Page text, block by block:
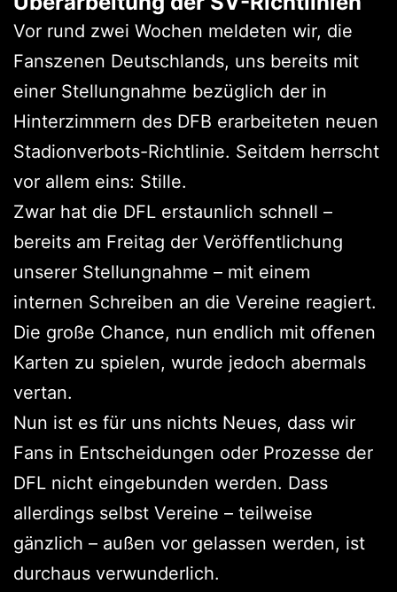
Vor rund zwei Wochen meldeten wir, die
Fanszenen Deutschlands, uns bereits mit
einer Stellungnahme bezüglich der in
Hinterzimmern des DFB erarbeiteten neuen
Stadionverbots-Richtlinie. Seitdem herrscht
vor allem eins: Stille.
Zwar hat die DFL erstaunlich schnell –
bereits am Freitag der Veröffentlichung
unserer Stellungnahme – mit einem
internen Schreiben an die Vereine reagiert.
Die große Chance, nun endlich mit offenen
Karten zu spielen, wurde jedoch abermals
vertan.
Nun ist es für uns nichts Neues, dass wir
Fans in Entscheidungen oder Prozesse der
DFL nicht eingebunden werden. Dass
allerdings selbst Vereine – teilweise
gänzlich – außen vor gelassen werden, ist
durchaus verwunderlich.